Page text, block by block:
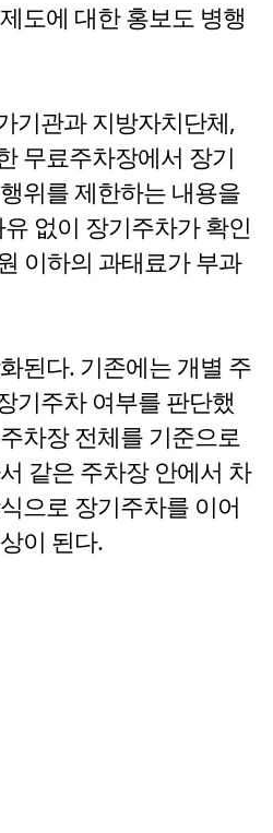
도에 대한 홍보도 병행
기관과 지방자치단체,
무료주차장에서 장기
위를 제한하는 내용을
없이 장기주차가 확인
이하의 과태료가 부과
된다. 기존에는 개별 주
기주차 여부를 판단했
차장 전체를 기준으로
같은 주차장 안에서 차
으로 장기주차를 이어
이 된다.